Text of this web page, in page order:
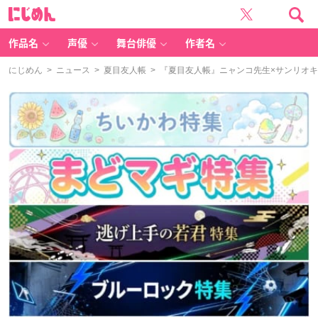
作品名 声優 舞台俳優 作者名
にじめん > ニュース > 夏目友人帳 > 『夏目友人帳』ニャンコ先生×サンリオ